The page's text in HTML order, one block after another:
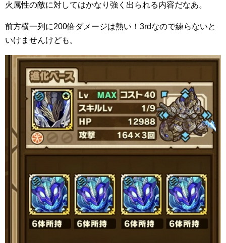
火属性の敵に対してはかなり強く出られる内容だなあ。
前方横一列に200倍ダメージは熱い！3rdなので練らないと
いけませんけども。